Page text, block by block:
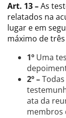
Art. 13 –As
relatados na
lugar e em
máximo de
1º Uma
2º –
ata da
membros